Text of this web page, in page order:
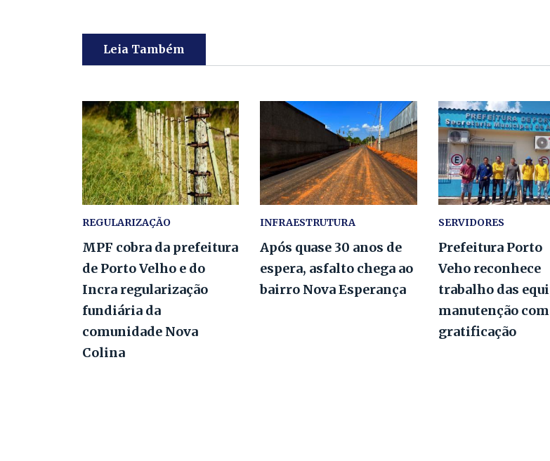
Leia Também
REGULARIZAÇÃO
MPF cobra da prefeitura
de Porto Velho e do
Incra regularização
fundiária da
comunidade Nova
Colina
INFRAESTRUTURA
Após quase 30 anos de
espera, asfalto chega ao
bairro Nova Esperança
SERVIDORES
Prefeitura Porto
Veho reconhece
trabalho das
manutenção
gratificação